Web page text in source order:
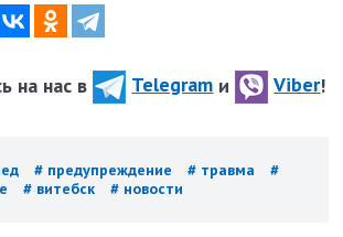
на нас в Telegram и Viber!
# предупреждение # травма
#
# витебск # новости